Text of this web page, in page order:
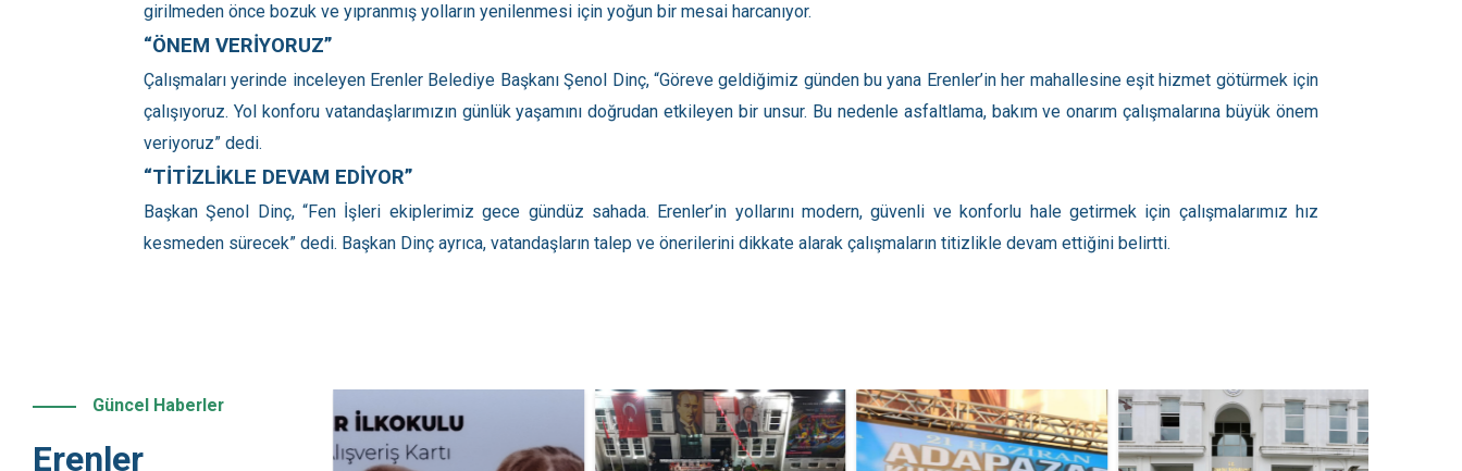
girilmeden önce bozuk ve yıpranmış yolların yenilenmesi için yoğun bir mesai harcanıyor.
“ÖNEM VERİYORUZ”
Çalışmaları yerinde inceleyen Erenler Belediye Başkanı Şenol Dinç, “Göreve geldiğimiz günden bu yana Erenler’in her mahallesine eşit hizmet götürmek için
çalışıyoruz. Yol konforu vatandaşlarımızın günlük yaşamını doğrudan etkileyen bir unsur. Bu nedenle asfaltlama, bakım ve onarım çalışmalarına büyük önem
veriyoruz” dedi.
“TİTİZLİKLE DEVAM EDİYOR”
Başkan Şenol Dinç, “Fen İşleri ekiplerimiz gece gündüz sahada. Erenler’in yollarını modern, güvenli ve konforlu hale getirmek için çalışmalarımız hız
kesmeden sürecek” dedi. Başkan Dinç ayrıca, vatandaşların talep ve önerilerini dikkate alarak çalışmaların titizlikle devam ettiğini belirtti.
Güncel Haberler
Erenler